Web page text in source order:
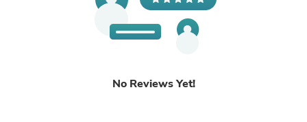
No Reviews Yet!